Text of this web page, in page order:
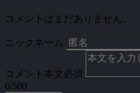
コメントはまだありません。
ニックネーム
コメント本文必須
0/500